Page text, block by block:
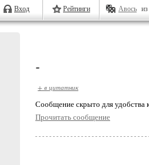
Вход Рейтинги Авось
-
+ в цитатник
Cообщение скрыто для удобства
Прочитать сообщение